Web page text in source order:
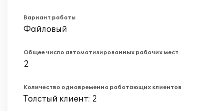
Вариант работы
Файловый
Общее число автоматизированных рабочих мест
2
Количество одновременно работающих клиентов
Толстый клиент: 2